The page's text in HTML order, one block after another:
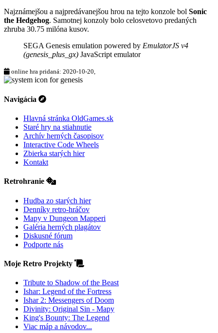
Najznámejšou a najpredávanejšou hrou na tejto konzole bol Sonic
the Hedgehog. Samotnej konzoly bolo celosvetovo predaných
zhruba 30.75 milóna kusov.
SEGA Genesis emulation powered by EmulatorJS v4
(genesis_plus_gx) JavaScript emulator
online hra pridaná: 2020-10-20,
Navigácia
Hlavná stránka OldGames.sk
Staré hry na stiahnutie
Archív herných časopisov
Interactive Code Wheels
Zbierka starých hier
Kontakt
Retrohranie
Hudba zo starých hier
Denníky retro-hráčov
Mapy v Dungeon Mapperi
Galéria herných plagátov
Diskusné fórum
Podporte nás
Moje Retro Projekty
Tribute to Shadow of the Beast
Ishar: Legend of the Fortress
Ishar 2: Messengers of Doom
Divinity: Original Sin - Mapy
King's Bounty: The Legend
Viac máp a návodov...